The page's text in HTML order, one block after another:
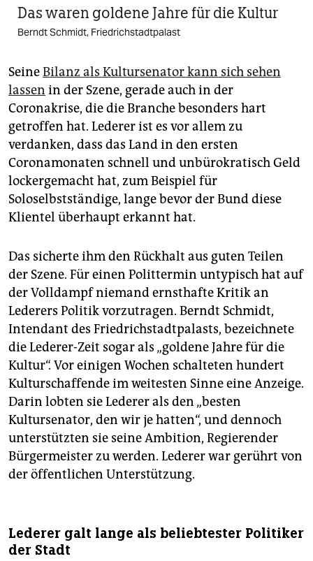
Das waren goldene Jahre für die Kultur
Berndt Schmidt, Friedrichstadtpalast
SeineBilanz als Kultursenator kann sich sehen
lassen in der Szene, gerade auch in der
Coronakrise, die die Branche besonders hart
getroffen hat. Lederer ist es vor allem zu
verdanken, dass das Land in den ersten
Coronamonaten schnell und unbürokratisch Geld
lockergemacht hat, zum Beispiel für
Soloselbstständige, lange bevor der Bund diese
Klientel überhaupt erkannt hat.
Das sicherte ihm den Rückhalt aus guten Teilen
der Szene. Für einen Polittermin untypisch hat auf
der Volldampf niemand ernsthafte Kritik an
Lederers Politik vorzutragen. Berndt Schmidt,
Intendant des Friedrichstadtpalasts, bezeichnete
die Lederer-Zeit sogar als „goldene Jahre für die
Kultur“. Vor einigen Wochen schalteten hundert
Kulturschaffende im weitesten Sinne eine Anzeige.
Darin lobten sie Lederer als den „besten
Kultursenator, den wir je hatten“, und dennoch
unterstützten sie seine Ambition, Regierender
Bürgermeister zu werden. Lederer war gerührt von
der öffentlichen Unterstützung.
Lederer galt lange als beliebtester Politiker
der Stadt